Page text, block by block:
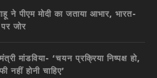
ने पीएम मोदी का जताया आभार, भारत-
जोर
मांडविया- ‘चयन प्रक्रिया निष्पक्ष हो,
नहीं होनी चाहिए’